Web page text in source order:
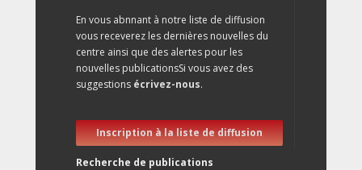
En vous abnnant à notre liste de diffusion
vous receverez les dernières nouvelles du
centre ainsi que des alertes pour les
nouvelles publicationsSi vous avez des
suggestions écrivez-nous.
Inscription à la liste de diffusion
Recherche de publications